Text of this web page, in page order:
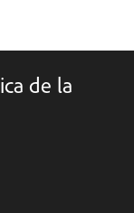
de la